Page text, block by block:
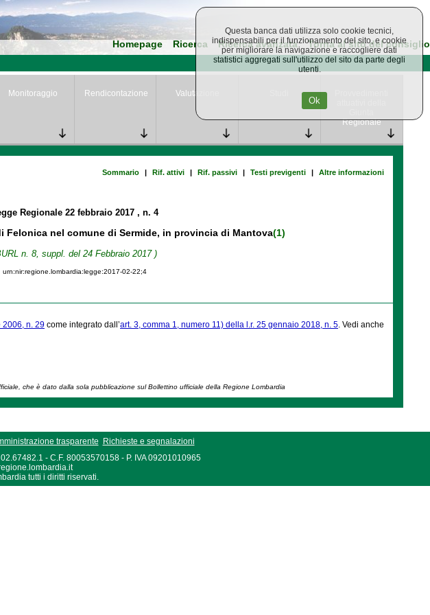
Homepage Ricerca Ricerca avanzata Torna al sito del consiglio
Monitoraggio Rendicontazione Valutazione
Regionale
Sommario | Rif. attivi | Rif. passivi | Testi previgenti | Altre informazioni
Regionale 22 febbraio 2017 , n. 4
Felonica nel comune di Sermide, in provincia di Mantova(1)
n. 8, suppl. del 24 Febbraio 2017 )
urn:nir:regione.lombardia:legge:2017-02-22;4
2006, n. 29 come integrato dall’art. 3, comma 1, numero 11) della l.r. 25 gennaio 2018, n. 5 . Vedi anche
che è dato dalla sola pubblicazione sul Bollettino ufficiale della Regione Lombardia
trasparente Richieste e segnalazioni
- C.F. 80053570158 - P. IVA 09201010965
tutti i diritti riservati.
Questa banca dati utilizza solo cookie tecnici,
indispensabili per il funzionamento del sito, e cookie
per migliorare la navigazione e raccogliere dati
statistici aggregati sull'utilizzo del sito da parte degli
utenti.
Ok